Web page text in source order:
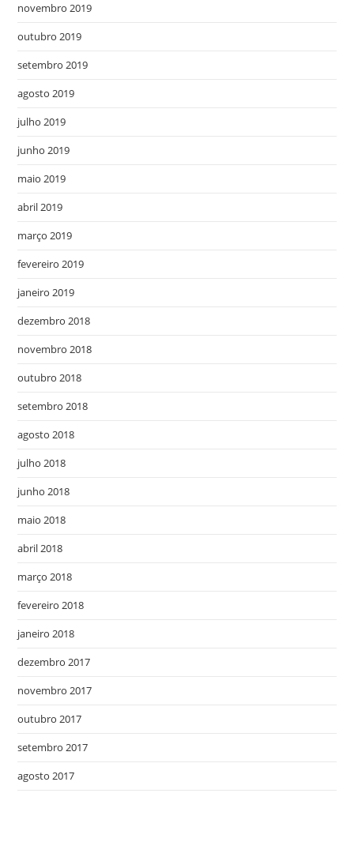
novembro 2019
outubro 2019
setembro 2019
agosto 2019
julho 2019
junho 2019
maio 2019
abril 2019
março 2019
fevereiro 2019
janeiro 2019
dezembro 2018
novembro 2018
outubro 2018
setembro 2018
agosto 2018
julho 2018
junho 2018
maio 2018
abril 2018
março 2018
fevereiro 2018
janeiro 2018
dezembro 2017
novembro 2017
outubro 2017
setembro 2017
agosto 2017